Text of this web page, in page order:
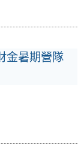
金暑期營隊